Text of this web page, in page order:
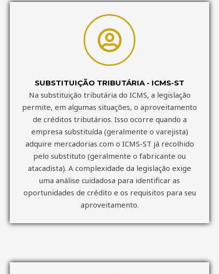
SUBSTITUIÇÃO TRIBUTÁRIA - ICMS-ST
Na substituição tributária do ICMS, a legislação
permite, em algumas situações, o aproveitamento
de créditos tributários. Isso ocorre quando a
empresa substituída (geralmente o varejista)
adquire mercadorias com o ICMS-ST já recolhido
pelo substituto (geralmente o fabricante ou
atacadista). A complexidade da legislação exige
uma análise cuidadosa para identificar as
oportunidades de crédito e os requisitos para seu
aproveitamento.